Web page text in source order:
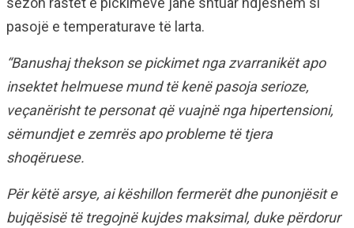
pasojë e temperaturave të larta.
“Banushaj thekson se pickimet nga zvarranikët apo
insektet helmuese mund të kenë pasoja serioze,
veçanërisht te personat që vuajnë nga hipertensioni,
sëmundjet e zemrës apo probleme të tjera
shoqëruese.
Për këtë arsye, ai këshillon fermerët dhe punonjësit e
bujqësisë të tregojnë kujdes maksimal, duke përdorur